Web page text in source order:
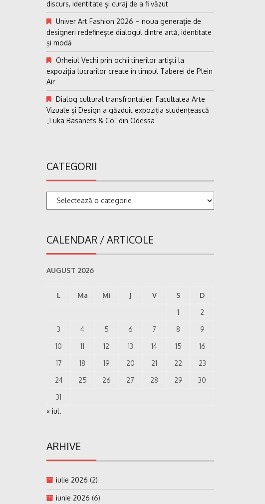
discurs, identitate și curaj de a fi văzut
Univer Art Fashion 2026 – noua generație de
designeri redefinește dialogul dintre artă, identitate
și modă
Orheiul Vechi prin ochii tinerilor artiști la
expoziția lucrarilor create în timpul Taberei de Plein
Air
Dialog cultural transfrontalier: Facultatea Arte
Vizuale și Design a găzduit expoziția studențească
„Luka Basanets & Co” din Odessa
CATEGORII
Categorii
CALENDAR / ARTICOLE
AUGUST 2026
L Ma Mi J V S
D
1
2
3
4 5 6 7 8
9
10
11 12 13 14 15
16
17
18 19 20 21 22
23
24
25 26 27 28 29
30
31
« iul.
ARHIVE
iulie 2026 (2)
iunie 2026 (6)